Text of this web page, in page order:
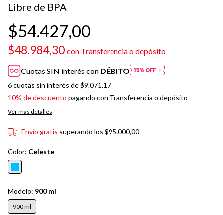
Libre de BPA
$54.427,00
$48.984,30 con Transferencia o depósito
Cuotas SIN interés con DÉBITO
6cuotas sin interés de$9.071,17
10% de descuento pagando con Transferencia o depósito
Ver más detalles
Envío gratis superando los $95.000,00
Color: Celeste
Modelo: 900 ml
900 ml